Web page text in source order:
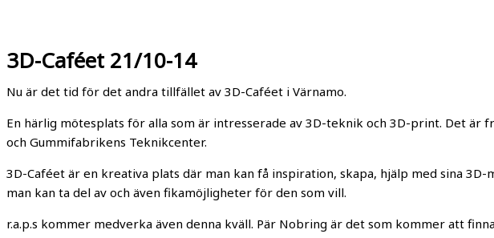
3D-Caféet 21/10-14
Nu är det tid för det andra tillfället av 3D-Caféet i Värnamo.
En härlig mötesplats för alla som är intresserade av 3D-teknik och 3D-print. Det
och Gummifabrikens Teknikcenter.
3D-Caféet är en kreativa plats där man kan få inspiration, skapa, hjälp med sina
man kan ta del av och även fikamöjligheter för den som vill.
r.a.p.s kommer medverka även denna kväll. Pär Nobring är det som kommer att